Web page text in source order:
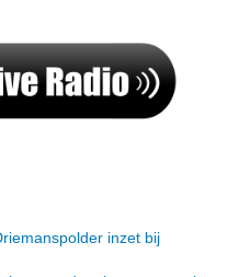
inzet bij